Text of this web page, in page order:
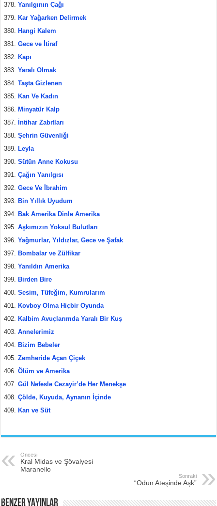
Yanılgının Çağı
Kar Yağarken Delirmek
Hangi Kalem
Gece ve İtiraf
Kapı
Yaralı Olmak
Taşta Gizlenen
Kan Ve Kadın
Minyatür Kalp
İntihar Zabıtları
Şehrin Güvenliği
Leyla
Sütün Anne Kokusu
Çağın Yanılgısı
Gece Ve İbrahim
Bin Yıllık Uyudum
Bak Amerika Dinle Amerika
Aşkımızın Yoksul Bulutları
Yağmurlar, Yıldızlar, Gece ve Şafak
Bombalar ve Zülfikar
Yanıldın Amerika
Birden Bire
Sesim, Tüfeğim, Kumrularım
Kovboy Olma Hiçbir Oyunda
Kalbim Avuçlarımda Yaralı Bir Kuş
Annelerimiz
Bizim Bebeler
Zemheride Açan Çiçek
Ölüm ve Amerika
Gül Nefesle Cezayir’de Her Menekşe
Çölde, Kuyuda, Aynanın İçinde
Kan ve Süt
Öncesi
Kral Midas ve Şövalyesi
Maranello
Sonraki
“Odun Ateşinde Aşk”
BENZER YAYINLAR